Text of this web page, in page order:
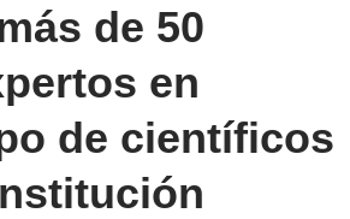
de 50
en
de científicos